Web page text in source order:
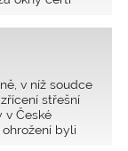
několika
bych brečela.
­Krnáčová. To
v deníku E15.
podle ní brzdí
zákon. Tedy
vládě měla na
v níž soudce
střešní
v České
byli